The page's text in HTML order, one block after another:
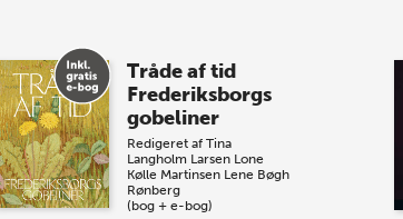
Tråde af tid
Frederiksborgs
gobeliner
Redigeret af Tina
Langholm Larsen Lone
Kølle Martinsen Lene Bøgh
Rønberg
(bog + e-bog)